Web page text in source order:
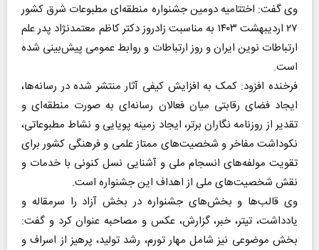
وی گفت: اختتامیه دومین جشنواره منطقه‌ای مطبوعات شرق کشور
۲۷ اردیبهشت ۱۴۰۳ به مناسبت زادروز دکتر کاظم معتمدنژاد پدر علم
ارتباطات نوین ایران و روز ارتباطات و روابط عمومی پیش‌بینی شده
است.
فرخنده افزود: کمک به افزایش کیفی آثار منتشر شده در رسانه‌ها،
ایجاد فضای رقابتی میان فعالان رسانه‌ای به صورت منطقه‌ای و
تقدیر از روزنامه نگاران برتر، ایجاد زمینه پویایی و نشاط مطبوعاتی،
نکوداشت مفاخر و شخصیت‌های ممتاز علمی و فرهنگی کشور برای
تقویت مولفه‌های انسجام ملی و آشنایی نسل کنونی با خدمات و
نقش شخصیت‌های ملی از اهداف این جشنواره است.
وی قالب‌ها و بخش‌های جشنواره در بخش آزاد را سرمقاله و
یادداشت، تیتر، خبر، گزارش، عکس و مصاحبه عنوان کرد و گفت:
بخش موضوعی نیز شامل مهار تورم، رشد تولید، پرهیز از اسراف و